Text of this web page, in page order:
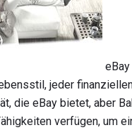
jeder
die eBay bietet, aber
verfügen, um